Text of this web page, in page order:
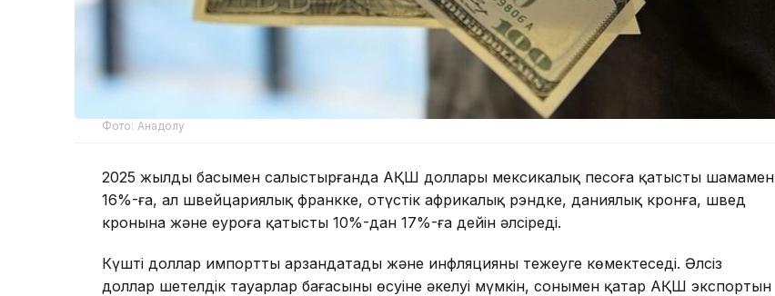
Фото: Анадолу
2025 жылдың басымен салыстырғанда АҚШ доллары мексикалық песоға қатысты шамамен
16%-ға, ал швейцариялық франкке, оңтүстік африкалық рэндке, даниялық кронға, швед
кронына және еуроға қатысты 10%-дан 17%-ға дейін әлсіреді.
Күшті доллар импортты арзандатады және инфляцияны тежеуге көмектеседі. Әлсіз
доллар шетелдік тауарлар бағасының өсуіне әкелуі мүмкін, сонымен қатар АҚШ экспортын